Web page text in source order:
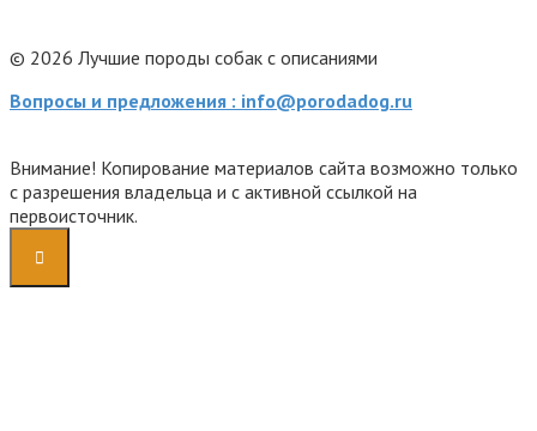
© 2026 Лучшие породы собак с описаниями
Вопросы и предложения : info@porodadog.ru
Внимание! Копирование материалов сайта возможно только
с разрешения владельца и с активной ссылкой на
первоисточник.